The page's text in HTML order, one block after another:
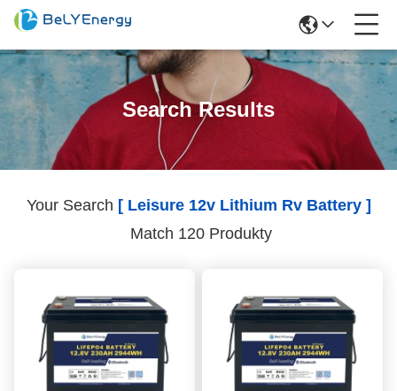
Search Results
Your Search [ Leisure 12v Lithium Rv Battery ]
Match 120 Produkty